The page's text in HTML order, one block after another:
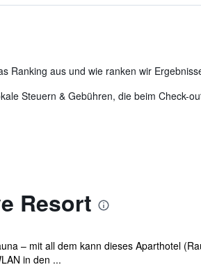
Ranking aus und wie ranken wir
Steuern & Gebühren, die beim Check-
Resort
– mit all dem kann dieses Aparthotel
in den ...